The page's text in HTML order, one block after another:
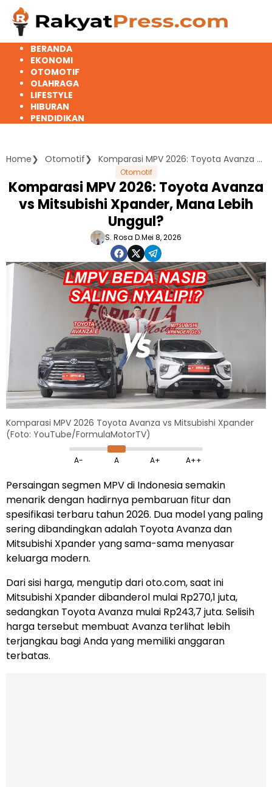
Langsung
konten
BERANDA
EKONOMI
OTOMOTIF
OLAHRAGA
LIFESTYLE
HIBURAN
PENDIDIKAN
Home Otomotif Komparasi MPV 2026: Toyota Avanza vs Mitsubishi Xpander, Mana Lebih Unggul?
Otomotif
Komparasi MPV 2026: Toyota Avanza
vs Mitsubishi Xpander, Mana Lebih
Unggul?
S. Rosa D.Mei 8, 2026
Komparasi MPV 2026 Toyota Avanza vs Mitsubishi Xpander
(Foto: YouTube/FormulaMotorTV)
A- A A+ A++
Persaingan segmen MPV di Indonesia semakin
menarik dengan hadirnya pembaruan fitur dan
spesifikasi terbaru tahun 2026. Dua model yang paling
sering dibandingkan adalah Toyota Avanza dan
Mitsubishi Xpander yang sama-sama menyasar
keluarga modern.
Dari sisi harga, mengutip dari oto.com, saat ini
Mitsubishi Xpander dibanderol mulai Rp270,1 juta,
sedangkan Toyota Avanza mulai Rp243,7 juta. Selisih
harga tersebut membuat Avanza terlihat lebih
terjangkau bagi Anda yang memiliki anggaran
terbatas.